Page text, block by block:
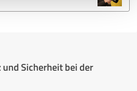
Sicherheit bei der